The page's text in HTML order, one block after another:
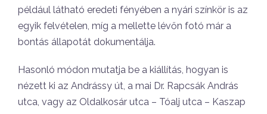
például látható eredeti fényében a nyári színkör is az
egyik felvételen, míg a mellette lévőn fotó már a
bontás állapotát dokumentálja.
Hasonló módon mutatja be a kiállítás, hogyan is
nézett ki az Andrássy út, a mai Dr. Rapcsák András
utca, vagy az Oldalkosár utca – Tóalj utca – Kaszap